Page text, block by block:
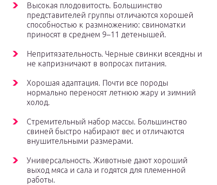
Высокая плодовитость. Большинство
представителей группы отличаются хорошей
способностью к размножению: свиноматки
приносят в среднем 9–11 детенышей.
Непритязательность. Черные свинки всеядны и
не капризничают в вопросах питания.
Хорошая адаптация. Почти все породы
нормально переносят летнюю жару и зимний
холод.
Стремительный набор массы. Большинство
свиней быстро набирают вес и отличаются
внушительными размерами.
Универсальность. Животные дают хороший
выход мяса и сала и годятся для племенной
работы.